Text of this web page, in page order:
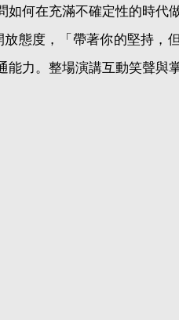
何在充滿不確定性的時代
態度，「帶著你的堅持，
力。整場演講互動笑聲與